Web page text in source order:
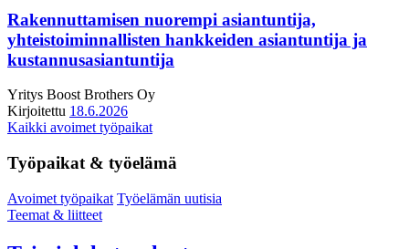
Rakennuttamisen nuorempi asiantuntija,
yhteistoiminnallisten hankkeiden asiantuntija ja
kustannusasiantuntija
Yritys Boost Brothers Oy
Kirjoitettu 18.6.2026
Kaikki avoimet työpaikat
Työpaikat & työelämä
Avoimet työpaikat Työelämän uutisia
Teemat & liitteet